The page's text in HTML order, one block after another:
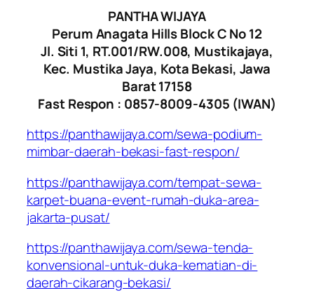
PANTHA WIJAYA
Perum Anagata Hills Block C No 12
Jl. Siti 1, RT.001/RW.008, Mustikajaya,
Kec. Mustika Jaya, Kota Bekasi, Jawa
Barat 17158
Fast Respon : 0857-8009-4305 (IWAN)
https://panthawijaya.com/sewa-podium-
mimbar-daerah-bekasi-fast-respon/
https://panthawijaya.com/tempat-sewa-
karpet-buana-event-rumah-duka-area-
jakarta-pusat/
https://panthawijaya.com/sewa-tenda-
konvensional-untuk-duka-kematian-di-
daerah-cikarang-bekasi/